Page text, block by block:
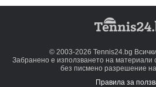
© 2003-2026 Tennis24.bg
Забранено е използването на материали
без писмено разрешение
Правила за